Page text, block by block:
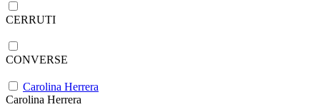
CERRUTI
CONVERSE
Carolina Herrera
Carolina Herrera